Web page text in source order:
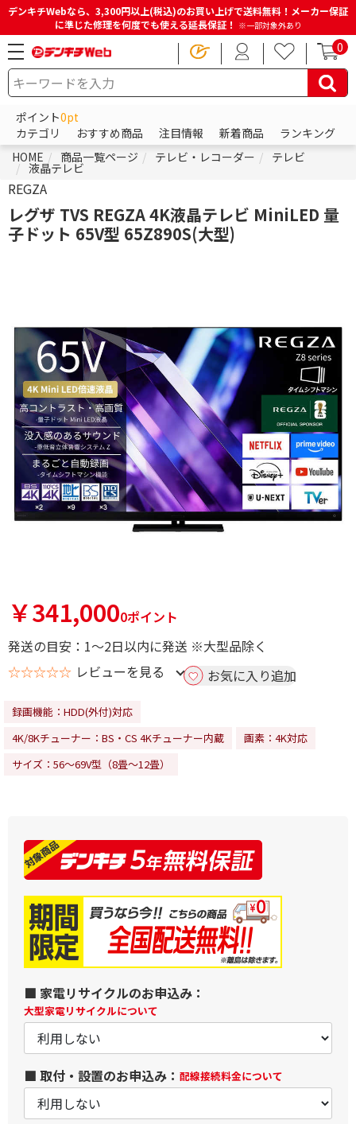
デンキチWebなら、3,300円以上(税込)のお買い上げで送料無料！メーカー保証
に準じた修理を何度でも使える延長保証！ ※一部対象外あり
0
ポイント0pt
カテゴリ
おすすめ商品 注目情報 新着商品
ランキング
HOME
商品一覧ページ テレビ・レコーダー テレビ
液晶テレビ
REGZA
レグザ TVS REGZA 4K液晶テレビ MiniLED 量
子ドット 65V型 65Z890S(大型)
￥341,0000ポイント
発送の目安：1～2日以内に発送 ※大型品除く
☆☆☆☆☆ レビューを見る お気に入り追加
録画機能：HDD(外付)対応
4K/8Kチューナー：BS・CS 4Kチューナー内蔵
画素：4K対応
サイズ：56～69V型（8畳～12畳）
■ 家電リサイクルのお申込み：
大型家電リサイクルについて
■ 取付・設置のお申込み： 配線接続料金について